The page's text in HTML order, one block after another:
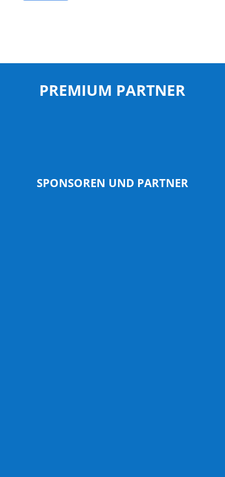
PREMIUM PARTNER
SPONSOREN UND PARTNER